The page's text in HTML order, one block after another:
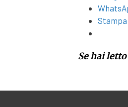
Stampa
Se hai